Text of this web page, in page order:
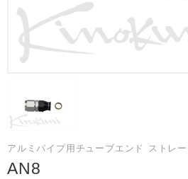
アルミパイプ用チューブエンド ストレー
AN8